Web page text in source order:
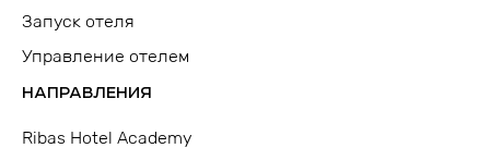
Запуск отеля
Управление отелем
НАПРАВЛЕНИЯ
Ribas Hotel Academy